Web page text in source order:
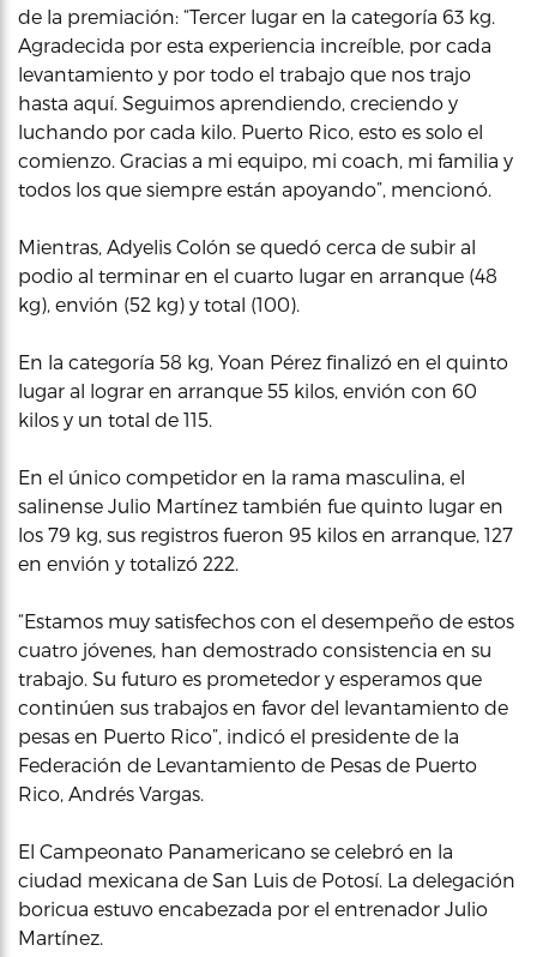
de la premiación: “Tercer lugar en la categoría 63 kg.
Agradecida por esta experiencia increíble, por cada
levantamiento y por todo el trabajo que nos trajo
hasta aquí. Seguimos aprendiendo, creciendo y
luchando por cada kilo. Puerto Rico, esto es solo el
comienzo. Gracias a mi equipo, mi coach, mi familia y
todos los que siempre están apoyando”, mencionó.
Mientras, Adyelis Colón se quedó cerca de subir al
podio al terminar en el cuarto lugar en arranque (48
kg), envión (52 kg) y total (100).
En la categoría 58 kg, Yoan Pérez finalizó en el quinto
lugar al lograr en arranque 55 kilos, envión con 60
kilos y un total de 115.
En el único competidor en la rama masculina, el
salinense Julio Martínez también fue quinto lugar en
los 79 kg, sus registros fueron 95 kilos en arranque, 127
en envión y totalizó 222.
“Estamos muy satisfechos con el desempeño de estos
cuatro jóvenes, han demostrado consistencia en su
trabajo. Su futuro es prometedor y esperamos que
continúen sus trabajos en favor del levantamiento de
pesas en Puerto Rico”, indicó el presidente de la
Federación de Levantamiento de Pesas de Puerto
Rico, Andrés Vargas.
El Campeonato Panamericano se celebró en la
ciudad mexicana de San Luis de Potosí. La delegación
boricua estuvo encabezada por el entrenador Julio
Martínez.